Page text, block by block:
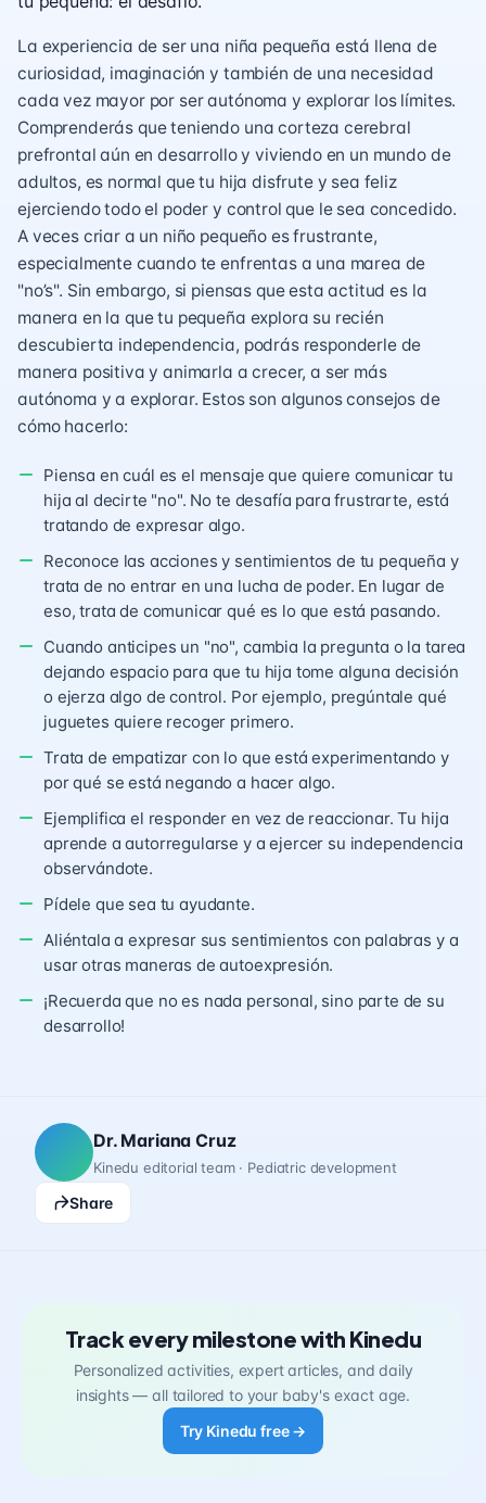
La experiencia de ser una niña pequeña está llena de
curiosidad, imaginación y también de una necesidad
cada vez mayor por ser autónoma y explorar los límites.
Comprenderás que teniendo una corteza cerebral
prefrontal aún en desarrollo y viviendo en un mundo de
adultos, es normal que tu hija disfrute y sea feliz
ejerciendo todo el poder y control que le sea concedido.
A veces criar a un niño pequeño es frustrante,
especialmente cuando te enfrentas a una marea de
"no’s". Sin embargo, si piensas que esta actitud es la
manera en la que tu pequeña explora su recién
descubierta independencia, podrás responderle de
manera positiva y animarla a crecer, a ser más
autónoma y a explorar. Estos son algunos consejos de
cómo hacerlo:
Piensa en cuál es el mensaje que quiere comunicar tu
hija al decirte "no". No te desafía para frustrarte, está
tratando de expresar algo.
Reconoce las acciones y sentimientos de tu pequeña y
trata de no entrar en una lucha de poder. En lugar de
eso, trata de comunicar qué es lo que está pasando.
Cuando anticipes un "no", cambia la pregunta o la tarea
dejando espacio para que tu hija tome alguna decisión
o ejerza algo de control. Por ejemplo, pregúntale qué
juguetes quiere recoger primero.
Trata de empatizar con lo que está experimentando y
por qué se está negando a hacer algo.
Ejemplifica el responder en vez de reaccionar. Tu hija
aprende a autorregularse y a ejercer su independencia
observándote.
Pídele que sea tu ayudante.
Aliéntala a expresar sus sentimientos con palabras y a
usar otras maneras de autoexpresión.
¡Recuerda que no es nada personal, sino parte de su
desarrollo!
Dr. Mariana Cruz
Kinedu editorial team · Pediatric development
Share
Track every milestone with Kinedu
Personalized activities, expert articles, and daily
insights — all tailored to your baby's exact age.
Try Kinedu free →